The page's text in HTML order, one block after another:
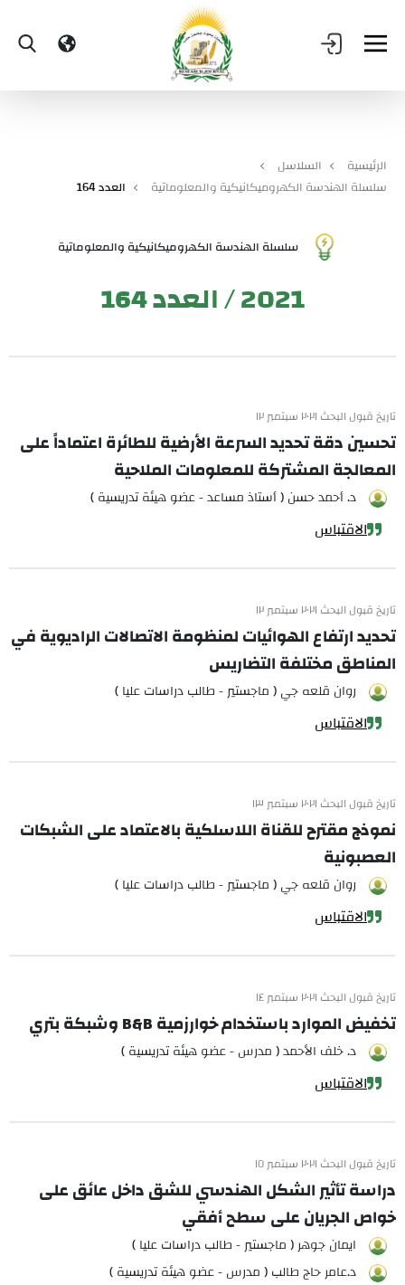
الرئيسية
السلاسل
سلسلة الهندسة الكهروميكانيكية والمعلوماتية
العدد 164
سلسلة الهندسة الكهروميكانيكية والمعلوماتية
2021 / العدد 164
تاريخ قبول البحث ٢٠٢١ سبتمبر ١٢
تحسين دقة تحديد السرعة الأرضية للطائرة اعتماداً على
المعالجة المشتركة للمعلومات الملاحية
د. أحمد حسن ( أستاذ مساعد - عضو هيئة تدريسية )
الاقتباس
تاريخ قبول البحث ٢٠٢١ سبتمبر ١٢
تحديد ارتفاع الهوائيات لمنظومة الاتصالات الراديوية في
المناطق مختلفة التضاريس
روان قلعه جي ( ماجستير - طالب دراسات عليا )
الاقتباس
تاريخ قبول البحث ٢٠٢١ سبتمبر ١٣
نموذج مقترح للقناة اللاسلكية بالاعتماد على الشبكات
العصبونية
روان قلعه جي ( ماجستير - طالب دراسات عليا )
الاقتباس
تاريخ قبول البحث ٢٠٢١ سبتمبر ١٤
تخفيض الموارد باستخدام خوارزمية B&B وشبكة بتري
د. خلف الأحمد ( مدرس - عضو هيئة تدريسية )
الاقتباس
تاريخ قبول البحث ٢٠٢١ سبتمبر ١٥
دراسة تأثير الشكل الهندسي للشق داخل عائق على
خواص الجريان على سطح أفقي
ايمان جوهر ( ماجستير - طالب دراسات عليا )
د.عامر حاج طالب ( مدرس - عضو هيئة تدريسية )